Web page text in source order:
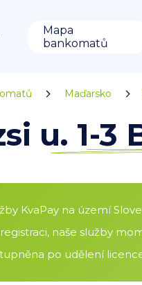
Mapa
bankomatů
Maďarsko
u. 1-
KvaPay na území
naše služby
po udělení